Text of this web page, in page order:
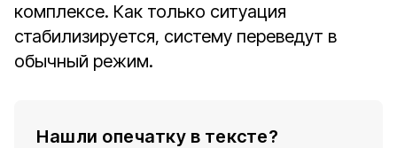
комплексе. Как только ситуация
стабилизируется, систему переведут в
обычный режим.
Нашли опечатку в тексте?